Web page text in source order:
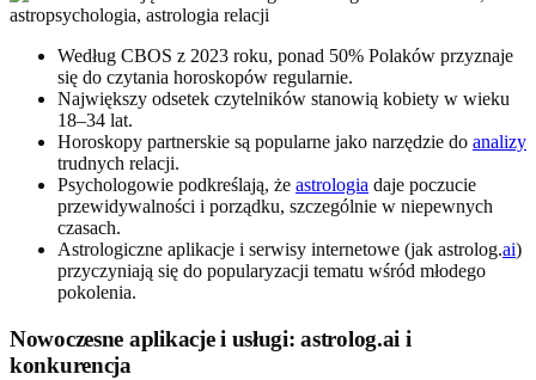
Według CBOS z 2023 roku, ponad 50% Polaków przyznaje
się do czytania horoskopów regularnie.
Największy odsetek czytelników stanowią kobiety w wieku
18–34 lat.
Horoskopy partnerskie są popularne jako narzędzie do analizy
trudnych relacji.
Psychologowie podkreślają, że astrologia daje poczucie
przewidywalności i porządku, szczególnie w niepewnych
czasach.
Astrologiczne aplikacje i serwisy internetowe (jak astrolog.ai)
przyczyniają się do popularyzacji tematu wśród młodego
pokolenia.
Nowoczesne aplikacje i usługi: astrolog.ai i
konkurencja